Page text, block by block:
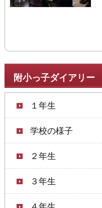
附小っ子ダイアリー
１年生
学校の様子
２年生
３年生